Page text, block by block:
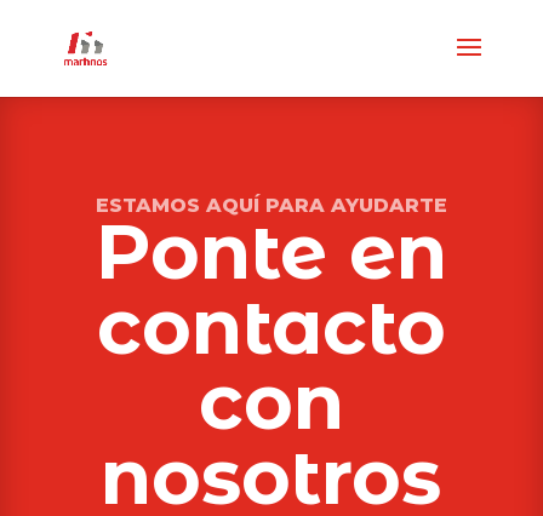
ESTAMOS AQUÍ PARA AYUDARTE
Ponte en
contacto
con
nosotros